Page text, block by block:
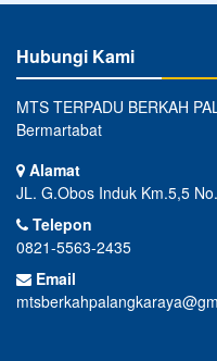
Hubungi Kami
MTS TERPADU BERKAH
Bermartabat
Alamat
JL. G.Obos Induk Km.5,5
Telepon
0821-5563-2435
Email